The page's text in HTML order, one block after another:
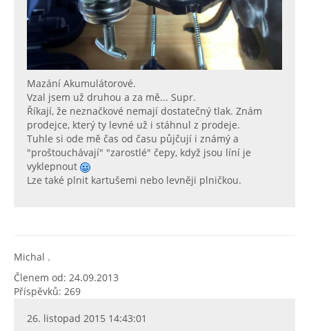
Mazání Akumulátorové.
Vzal jsem už druhou a za mě... Supr.
Říkají, že neznačkové nemají dostatečný tlak. Znám
prodejce, který ty levné už i stáhnul z prodeje.
Tuhle si ode mě čas od času půjčují i známý a
"proštouchávají" "zarostlé" čepy, když jsou líní je
vyklepnout
Lze také plnit kartušemi nebo levněji plničkou.
Michal .
Členem od: 24.09.2013
Příspěvků: 269
26. listopad 2015 14:43:01